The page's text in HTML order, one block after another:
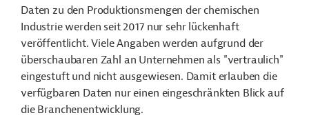
Daten zu den Produktionsmengen der chemischen
Industrie werden seit 2017 nur sehr lückenhaft
veröffentlicht. Viele Angaben werden aufgrund der
überschaubaren Zahl an Unternehmen als "vertraulich"
eingestuft und nicht ausgewiesen. Damit erlauben die
verfügbaren Daten nur einen eingeschränkten Blick auf
die Branchenentwicklung.